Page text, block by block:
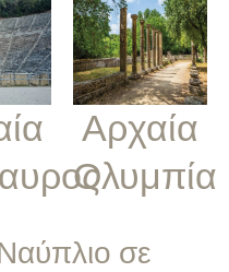
Αρχαία
Ολυμπία
σε